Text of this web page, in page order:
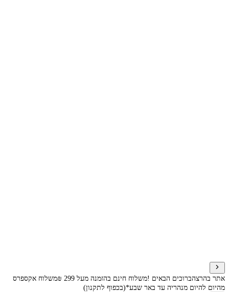
אתר בהרצהברוכים הבאים !משלוח חינם בהזמנה מעל 299 ₪
משלוח אקספרס
מהיום להיום מנהריה עד באר שבע*(בכפוף לתקנון)